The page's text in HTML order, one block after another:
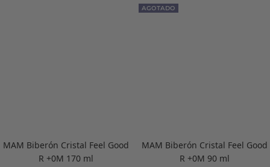
MAM Biberón Cristal Feel Good
R +0M 170 ml
AGOTADO
MAM Biberón Cristal Feel Good
R +0M 90 ml